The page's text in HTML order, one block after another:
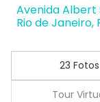
Avenida Albert
Rio de Janeiro,
23 Fotos
Tour